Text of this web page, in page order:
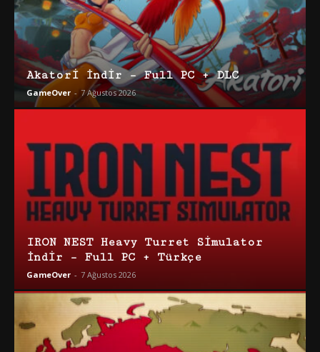
Akatori İndir – Full PC + DLC
GameOver - 7 Ağustos 2026
IRON NEST Heavy Turret Simulator
İndir – Full PC + Türkçe
GameOver - 7 Ağustos 2026